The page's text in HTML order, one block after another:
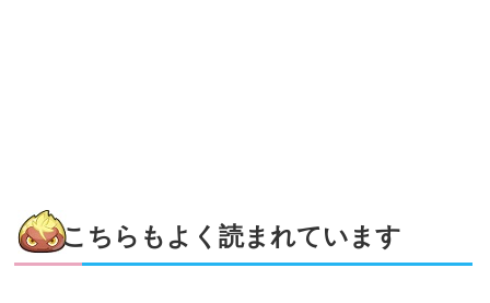
こちらもよく読まれています